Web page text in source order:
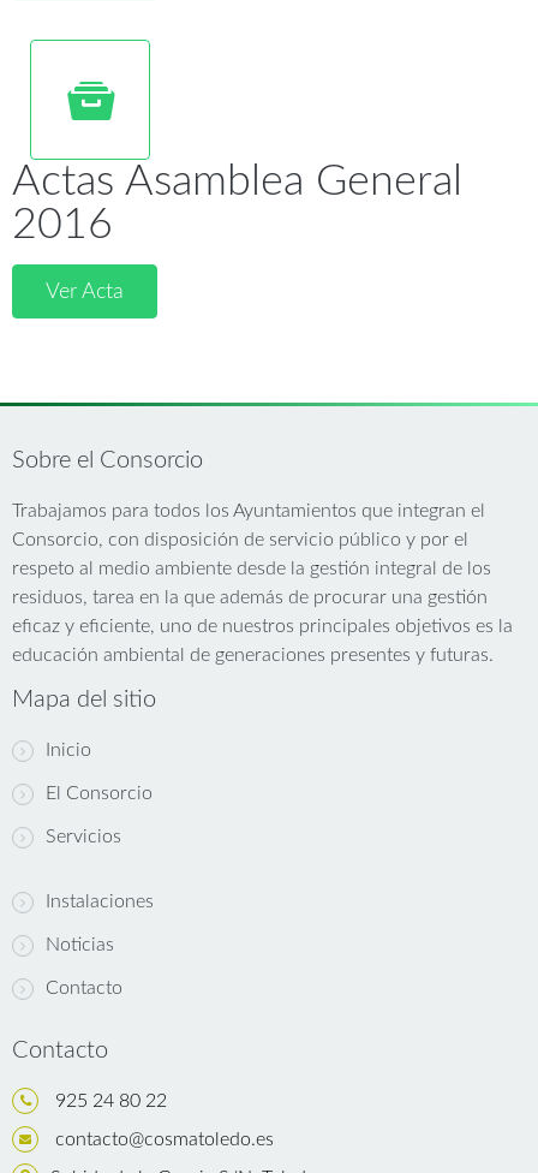
Actas Asamblea General
2016
Ver Acta
Sobre el Consorcio
Trabajamos para todos los Ayuntamientos que integran el
Consorcio, con disposición de servicio público y por el
respeto al medio ambiente desde la gestión integral de los
residuos, tarea en la que además de procurar una gestión
eficaz y eficiente, uno de nuestros principales objetivos es la
educación ambiental de generaciones presentes y futuras.
Mapa del sitio
Inicio
El Consorcio
Servicios
Instalaciones
Noticias
Contacto
Contacto
925 24 80 22
contacto@cosmatoledo.es